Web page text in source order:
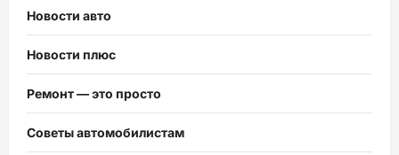
Новости авто
Новости плюс
Ремонт — это просто
Советы автомобилистам